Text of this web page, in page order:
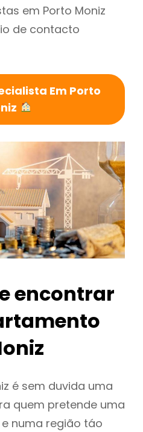
em Porto Moniz
de contacto
Em Porto
encontrar
é sem duvida uma
quem pretende uma
numa região táo